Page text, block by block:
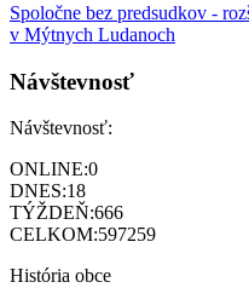
Spoločne bez predsudkov -
v Mýtnych Ludanoch
Návštevnosť
Návštevnosť:
ONLINE:0
DNES:18
TÝŽDEŇ:666
CELKOM:597259
História obce